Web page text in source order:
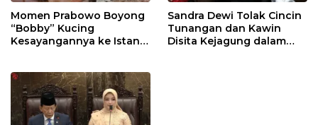
Momen Prabowo Boyong
“Bobby” Kucing
Kesayangannya ke Istana
Sandra Dewi Tolak Cincin
Tunangan dan Kawin
Disita Kejagung dalam